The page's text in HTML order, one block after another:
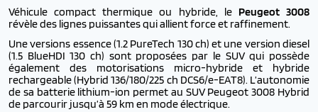
Véhicule compact thermique ou hybride, le Peugeot 3008
révèle des lignes puissantes qui allient force et raffinement.
Une versions essence (1.2 PureTech 130 ch) et une version diesel
(1.5 BlueHDI 130 ch) sont proposées par le SUV qui possède
également des motorisations micro-hybride et hybride
rechargeable (Hybrid 136/180/225 ch DCS6/e-EAT8). L’autonomie
de sa batterie lithium-ion permet au SUV Peugeot 3008 Hybrid
de parcourir jusqu’à 59 km en mode électrique.